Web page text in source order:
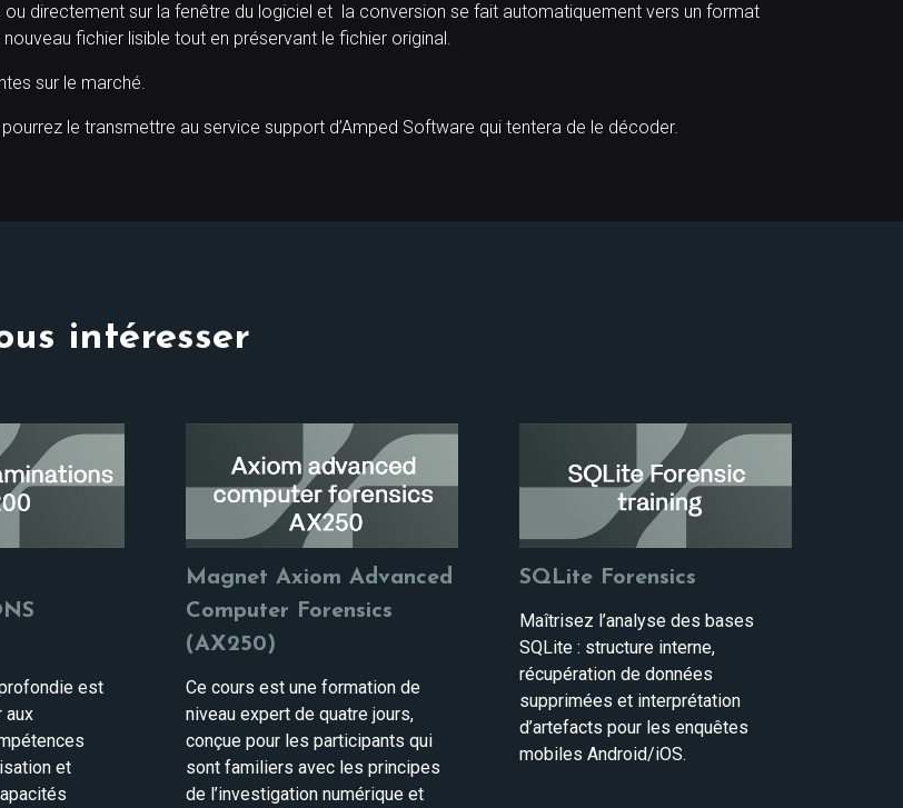
directement sur la fenêtre du logiciel et la conversion se fait automatiquement vers un format
fichier lisible tout en préservant le fichier original.
sur le marché.
le transmettre au service support d’Amped Software qui tentera de le décoder.
intéresser
est
aux
et
Magnet Axiom Advanced
Computer Forensics
(AX250)
Ce cours est une formation de
niveau expert de quatre jours,
conçue pour les participants qui
sont familiers avec les principes
de l’investigation numérique et
SQLite Forensics
Maîtrisez l’analyse des bases
SQLite : structure interne,
récupération de données
supprimées et interprétation
d’artefacts pour les enquêtes
mobiles Android/iOS.